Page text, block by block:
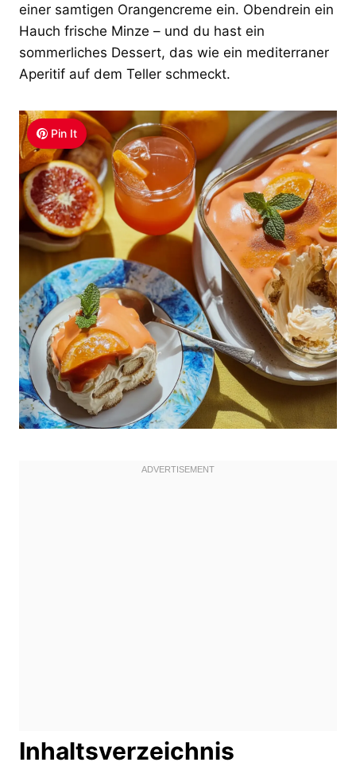
einer samtigen Orangencreme ein. Obendrein ein
Hauch frische Minze – und du hast ein
sommerliches Dessert, das wie ein mediterraner
Aperitif auf dem Teller schmeckt.
Pin It
Inhaltsverzeichnis